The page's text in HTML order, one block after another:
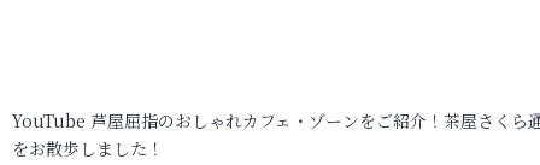
YouTube 芦屋屈指のおしゃれカフェ・ゾーンをご紹介！茶屋さくら
をお散歩しました！